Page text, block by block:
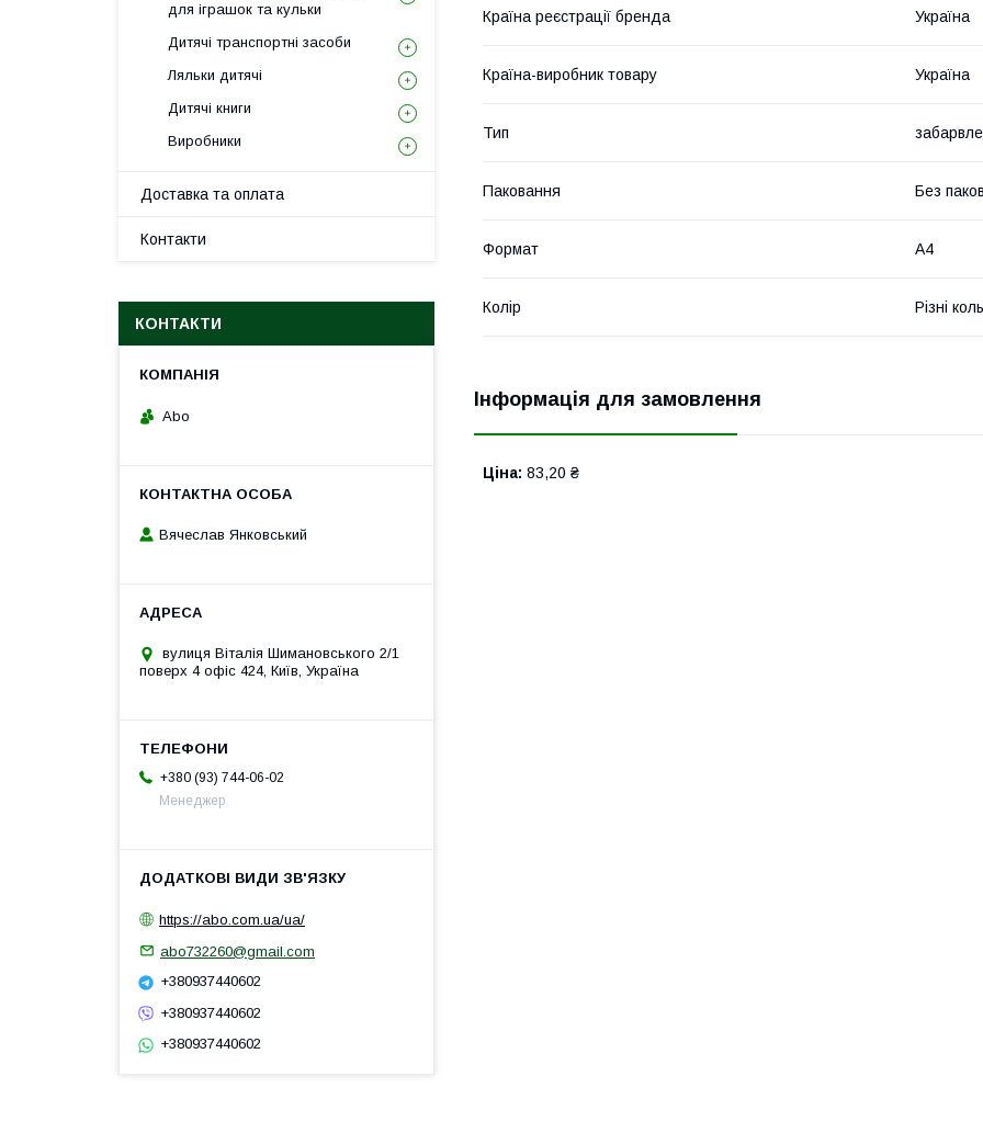
Країна реєстрації бренда Україна
Країна-виробник товару Україна
Тип
Паковання Без
Формат A4
Колір Різні
Інформація для замовлення
Ціна: 83,20 ₴
для іграшок та кульки
Дитячі транспортні засоби
Ляльки дитячі
Дитячі книги
Виробники
Доставка та оплата
Контакти
КОНТАКТИ
Abo
Вячеслав Янковський
вулиця Віталія Шимановського 2/1
поверх 4 офіс 424, Київ, Україна
+380 (93) 744-06-02
Менеджер
https://abo.com.ua/ua/
abo732260@gmail.com
+380937440602
+380937440602
+380937440602